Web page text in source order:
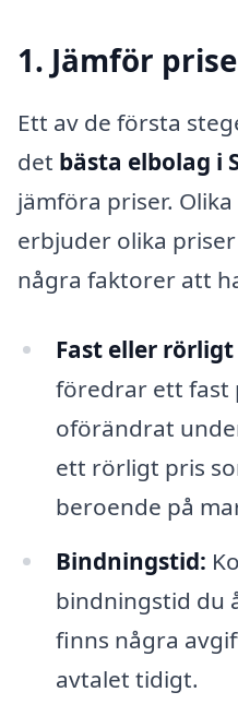
1. Jämför
Ett av de första
det bästa elbolag i
jämföra priser.
erbjuder olika
några faktorer att
Fast eller rörligt
föredrar ett fast
oförändrat
ett rörligt pris
beroende på
Bindningstid:
bindningstid du
finns några
avtalet tidigt.